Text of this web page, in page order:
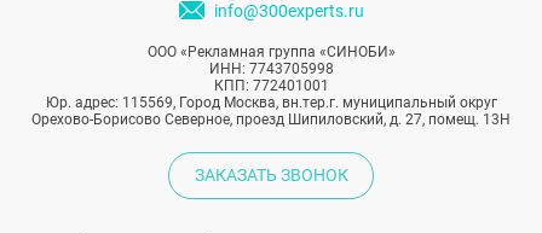
info@300experts.ru
ООО «Рекламная группа «СИНОБИ»
ИНН: 7743705998
КПП: 772401001
Юр. адрес: 115569, Город Москва, вн.тер.г. муниципальный округ
Орехово-Борисово Северное, проезд Шипиловский, д. 27, помещ. 13Н
ЗАКАЗАТЬ ЗВОНОК